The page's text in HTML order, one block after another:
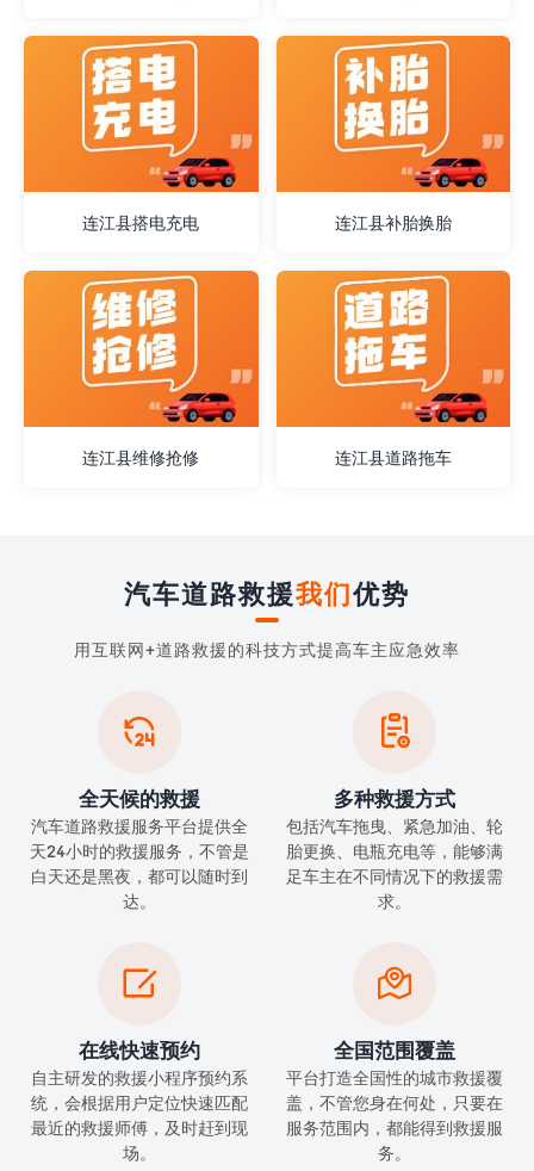
连江县搭电充电 连江县补胎换胎
连江县维修抢修 连江县道路拖车
汽车道路救援我们优势
用互联网+道路救援的科技方式提高车主应急效率

全天候的救援
汽车道路救援服务平台提供全
天24小时的救援服务，不管是
白天还是黑夜，都可以随时到
达。

多种救援方式
包括汽车拖曳、紧急加油、轮
胎更换、电瓶充电等，能够满
足车主在不同情况下的救援需
求。

在线快速预约
自主研发的救援小程序预约系
统，会根据用户定位快速匹配
最近的救援师傅，及时赶到现
场。

全国范围覆盖
平台打造全国性的城市救援覆
盖，不管您身在何处，只要在
服务范围内，都能得到救援服
务。